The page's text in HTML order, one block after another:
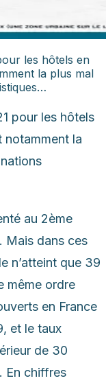
les hôtels en
la plus mal
pour les hôtels
notamment la
au 2ème
Mais dans ces
n’atteint que 39
même ordre
en France
et le taux
de 30
En chiffres